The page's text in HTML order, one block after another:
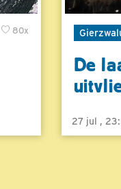
80x
De
27 jul ,